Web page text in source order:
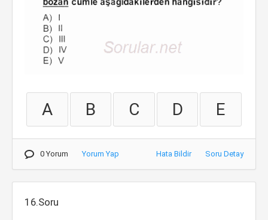
A B C D E
0 Yorum Yorum Yap Hata Bildir Soru Detay
16.Soru